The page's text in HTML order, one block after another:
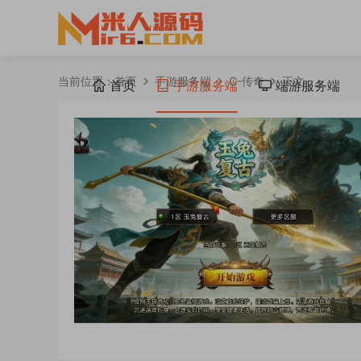
首页 手游服务端 端游服务端
当前位置：首页 手游服务端 C-传奇 正文